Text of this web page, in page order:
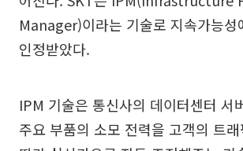
Manager)이라는 기술로 지속가능성
인정받았다.
IPM 기술은 통신사의 데이터센터 서
주요 부품의 소모 전력을 고객의 트